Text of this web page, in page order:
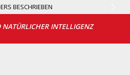
BESCHRIEBEN
NATÜRLICHER INTELLIGENZ